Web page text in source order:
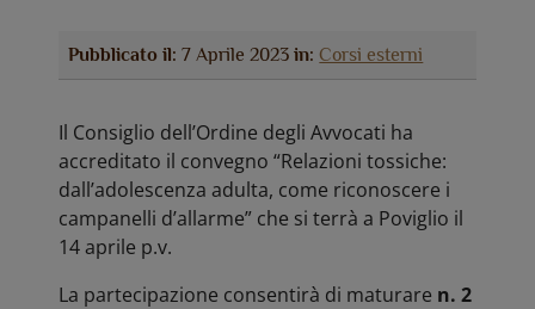
Pubblicato il: 7 Aprile 2023in: Corsi esterni
Il Consiglio dell’Ordine degli Avvocati ha
accreditato il convegno “Relazioni tossiche:
dall’adolescenza adulta, come riconoscere i
campanelli d’allarme” che si terrà a Poviglio il
14 aprile p.v.
La partecipazione consentirà di maturare n. 2